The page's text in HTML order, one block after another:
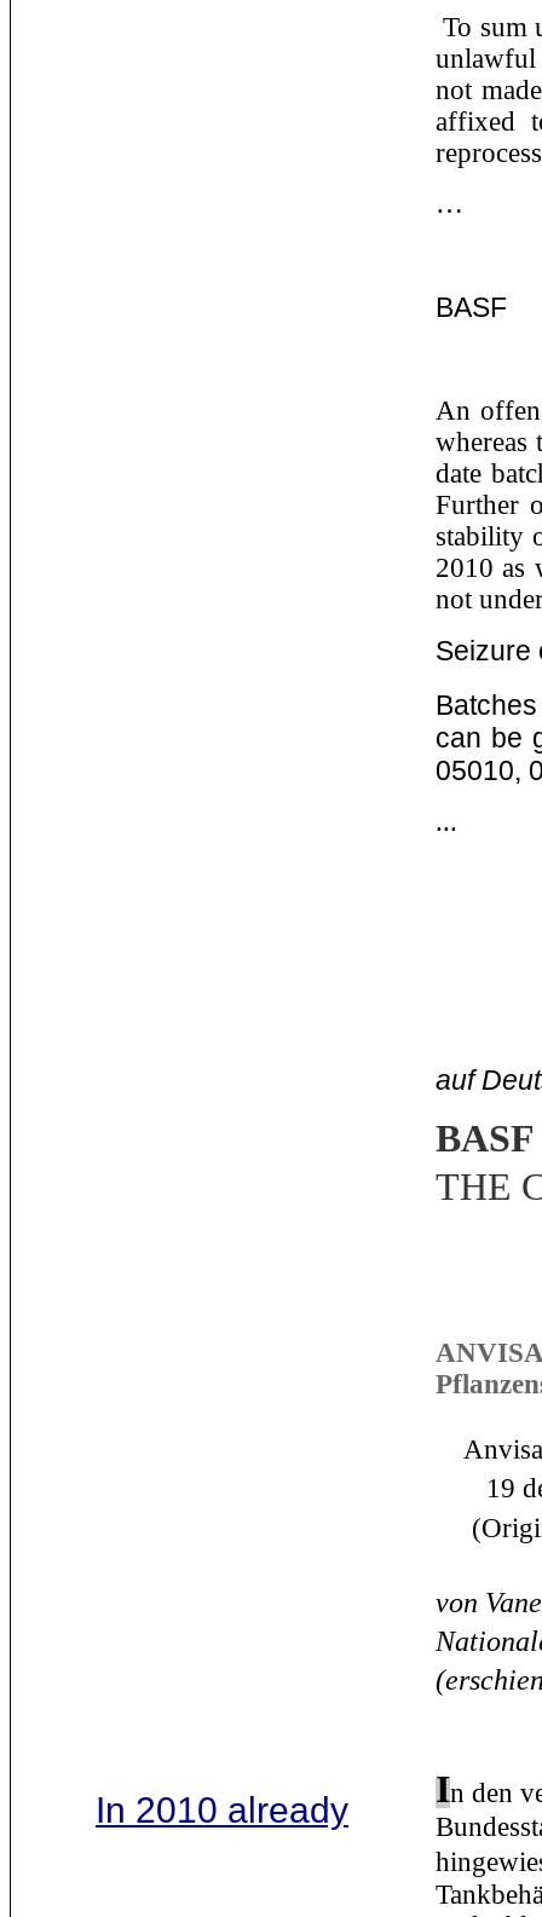
In 2010 already
To sum
unlawful
not
affixed
…
BASF
An
whereas
date
Further
stability
2010 as
not
Seizure
can be
05010,
...
auf
BASF
THE
19 de
(
von
In den